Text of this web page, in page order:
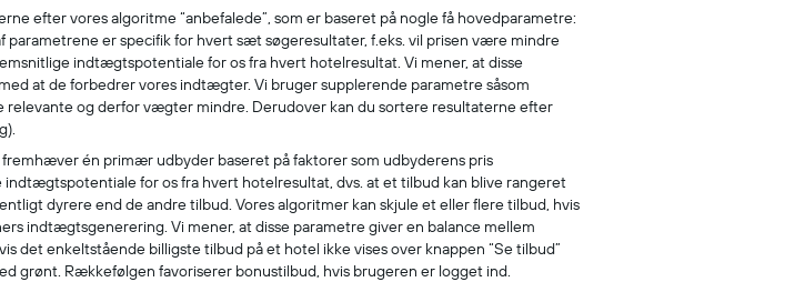
efter vores algoritme “anbefalede”, som er baseret på nogle få hovedparametre:
er specifik for hvert sæt søgeresultater, f.eks. vil prisen være mindre
indtægtspotentiale for os fra hvert hotelresultat. Vi mener, at disse
at de forbedrer vores indtægter. Vi bruger supplerende parametre såsom
relevante og derfor vægter mindre. Derudover kan du sortere resultaterne efter
én primær udbyder baseret på faktorer som udbyderens pris
for os fra hvert hotelresultat, dvs. at et tilbud kan blive rangeret
dyrere end de andre tilbud. Vores algoritmer kan skjule et eller flere tilbud, hvis
indtægtsgenerering. Vi mener, at disse parametre giver en balance mellem
enkeltstående billigste tilbud på et hotel ikke vises over knappen “Se tilbud”
grønt. Rækkefølgen favoriserer bonustilbud, hvis brugeren er logget ind.